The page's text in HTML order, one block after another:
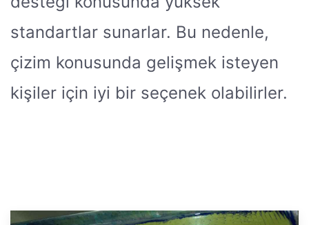
standartlar sunarlar. Bu nedenle,
çizim konusunda gelişmek isteyen
kişiler için iyi bir seçenek olabilirler.